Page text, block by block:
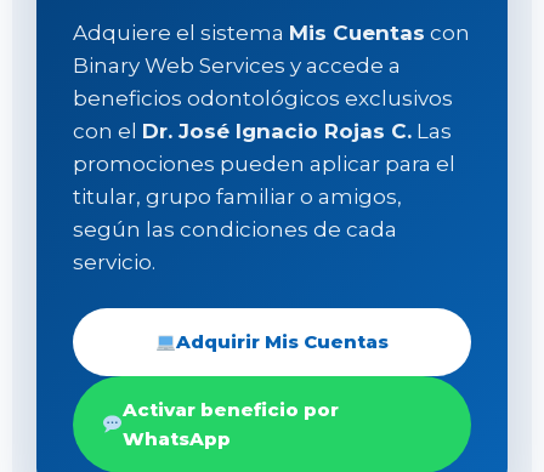
Adquiere el sistema Mis Cuentas con
Binary Web Services y accede a
beneficios odontológicos exclusivos
con el Dr. José Ignacio Rojas C. Las
promociones pueden aplicar para el
titular, grupo familiar o amigos,
según las condiciones de cada
servicio.
Adquirir Mis Cuentas
Activar beneficio por
WhatsApp